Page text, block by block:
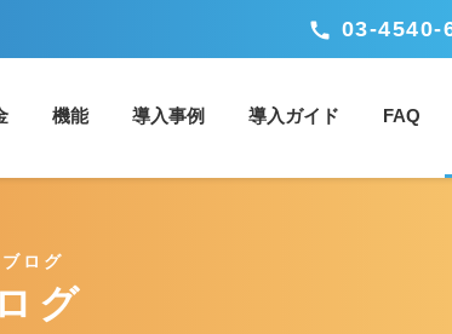
call 03-
機能
トレージ
導入事例 導入ガイド FAQ
ログ
グ